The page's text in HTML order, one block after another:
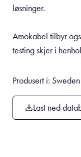
løsninger.
Amokabel tilbyr
testing skjer i
Produsert i: Sweden
Last ned